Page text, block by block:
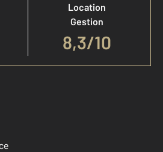
Location
Gestion
8,3/10